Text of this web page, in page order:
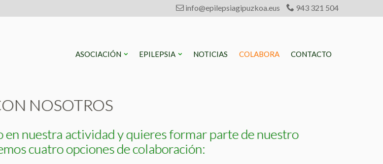
info@epilepsiagipuzkoa.eus 943 321 504
ASOCIACIÓN EPILEPSIA NOTICIAS COLABORA CONTACTO
NOSOTROS
en nuestra actividad y quieres formar parte de nuestro
cuatro opciones de colaboración: